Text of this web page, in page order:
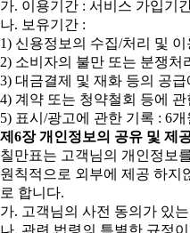
가. 이용기간 : 서비스 가입기
나. 보유기간 :
1) 신용정보의 수집/처리 및
2) 소비자의 불만 또는 분쟁처
3) 대금결제 및 재화 등의 공급
4) 계약 또는 청약철회 등에 관
5) 표시/광고에 관한 기록 : 6개
제6장 개인정보의 공유 및 제
칠만표는 고객님의 개인정보
원칙적으로 외부에 제공 하지
로 합니다.
가. 고객님의 사전 동의가 있
나. 관련 법령의 특별한 규정